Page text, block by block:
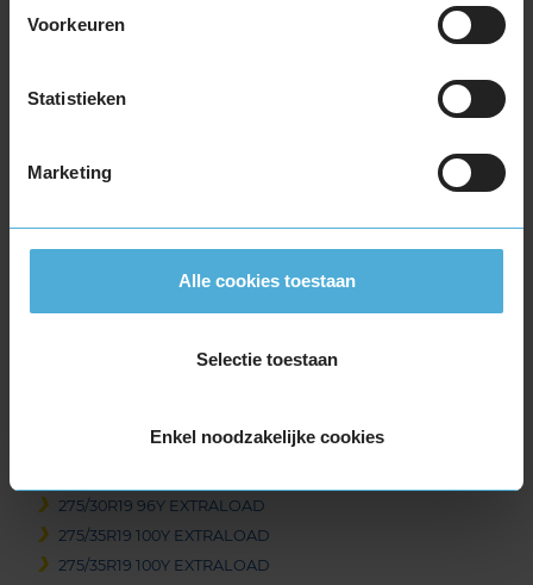
Voorkeuren
Statistieken
Marketing
Alle cookies toestaan
Selectie toestaan
Enkel noodzakelijke cookies
255/45R19 100Y
255/50R19 107Y EXTRALOAD
255/55R19 111W EXTRALOAD
265/35R19 98Y EXTRALOAD
265/50R19 110Y EXTRALOAD
275/30R19 96Y EXTRALOAD
275/35R19 100Y EXTRALOAD
275/35R19 100Y EXTRALOAD